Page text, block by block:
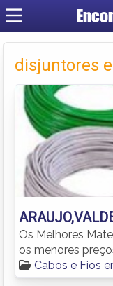
disjuntores
Os Melhores
os menores
Cabos e Fios